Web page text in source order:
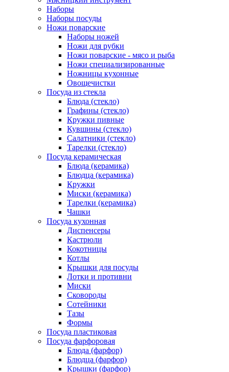
Наборы
Наборы посуды
Ножи поварские
Наборы ножей
Ножи для рубки
Ножи поварские - мясо и рыба
Ножи специализированные
Ножницы кухонные
Овощечистки
Посуда из стекла
Блюда (стекло)
Графины (стекло)
Кружки пивные
Кувшины (стекло)
Салатники (стекло)
Тарелки (стекло)
Посуда керамическая
Блюда (керамика)
Блюдца (керамика)
Кружки
Миски (керамика)
Тарелки (керамика)
Чашки
Посуда кухонная
Диспенсеры
Кастрюли
Кокотницы
Котлы
Крышки для посуды
Лотки и противни
Миски
Сковороды
Сотейники
Тазы
Формы
Посуда пластиковая
Посуда фарфоровая
Блюда (фарфор)
Блюдца (фарфор)
Крышки (фарфор)